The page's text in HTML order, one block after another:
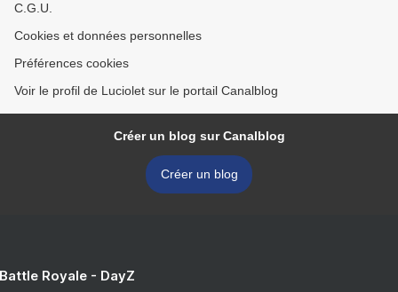
C.G.U.
Cookies et données personnelles
Préférences cookies
Voir le profil de Luciolet sur le portail Canalblog
Créer un blog sur Canalblog
Créer un blog
Royale - DayZ